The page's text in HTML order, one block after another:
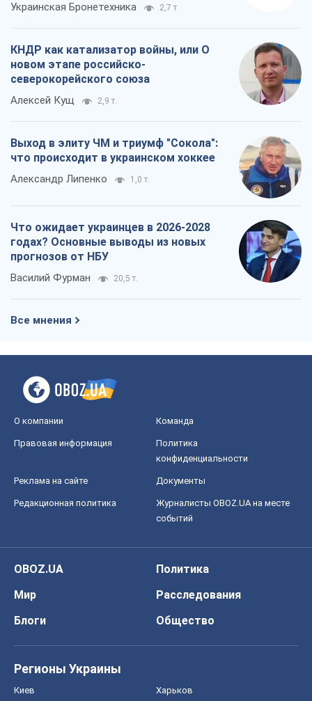
Украинская Бронетехника 2,7 т.
КНДР как катализатор войны, или О
новом этапе российско-
северокорейского союза
Алексей Кущ 2,9 т.
Выход в элиту ЧМ и триумф "Сокола":
что происходит в украинском хоккее
Александр Липенко 1,0 т.
Что ожидает украинцев в 2026-2028
годах? Основные выводы из новых
прогнозов от НБУ
Василий Фурман 20,5 т.
Все мнения
О компании Команда
Правовая информация
Политика
конфиденциальности
Реклама на сайте Документы
Редакционная политика
Журналисты OBOZ.UA на месте
событий
OBOZ.UA
Политика
Мир
Расследования
Блоги
Общество
Регионы Украины
Киев Харьков